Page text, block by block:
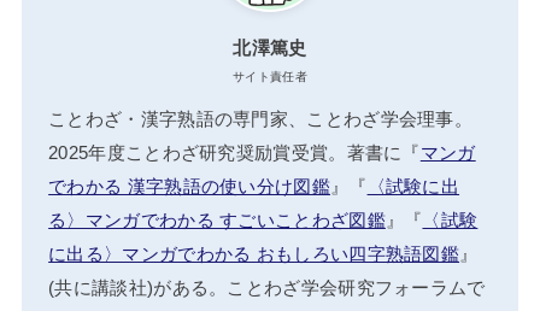
北澤篤史
サイト責任者
ことわざ・漢字熟語の専門家、ことわざ学会理事。
2025年度ことわざ研究奨励賞受賞。著書に『マンガ
でわかる 漢字熟語の使い分け図鑑』『 〈試験に出
る〉マンガでわかる すごいことわざ図鑑』『 〈試験
に出る〉マンガでわかる おもしろい四字熟語図鑑 』
(共に講談社)がある。ことわざ学会研究フォーラムで